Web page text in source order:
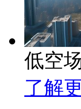
低空
了解